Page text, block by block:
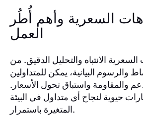
السعرية وأهم أُطُر
العمل
الانتباه والتحليل الدقيق. من
والرسوم البيانية، يمكن للمتداولين
والمقاومة واستباق تحول الأسعار.
حيوية لنجاح أي متداول في البيئة
المتغيرة باستمرار.